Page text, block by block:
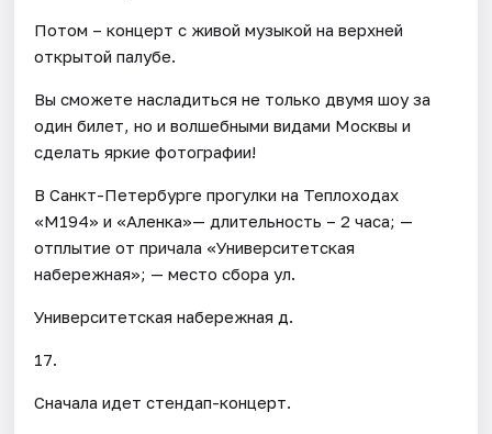
Потом – концерт с живой музыкой на верхней
открытой палубе.
Вы сможете насладиться не только двумя шоу за
один билет, но и волшебными видами Москвы и
сделать яркие фотографии!
В Санкт-Петербурге прогулки на Теплоходах
«М194» и «Аленка»— длительность – 2 часа; —
отплытие от причала «Университетская
набережная»; — место сбора ул.
Университетская набережная д.
17.
Сначала идет стендап-концерт.